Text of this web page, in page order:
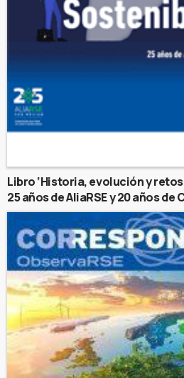
Libro ‘Historia, evolución y
25 años de AliaRSE y 20 años